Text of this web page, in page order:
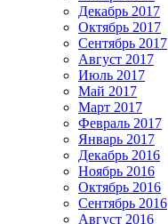
Декабрь 2017
Октябрь 2017
Сентябрь 2017
Август 2017
Июль 2017
Май 2017
Март 2017
Февраль 2017
Январь 2017
Декабрь 2016
Ноябрь 2016
Октябрь 2016
Сентябрь 2016
Август 2016